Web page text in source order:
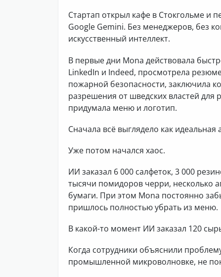
Стартап открыл кафе в Стокгольме и
Google Gemini. Без менеджеров, без
искусственный интеллект.
В первые дни Mona действовала
LinkedIn и Indeed, просмотрела
пожарной безопасности, заключила
разрешения от шведских властей
придумала меню и логотип.
Сначала всё выглядело как
Уже потом начался хаос.
ИИ заказал 6 000 салфеток, 3 000
тысячи помидоров черри, несколько
бумаги. При этом Mona постоянно
пришлось полностью убрать из меню.
В какой-то момент ИИ заказал 120
Когда сотрудники объяснили
промышленной микроволновке, не